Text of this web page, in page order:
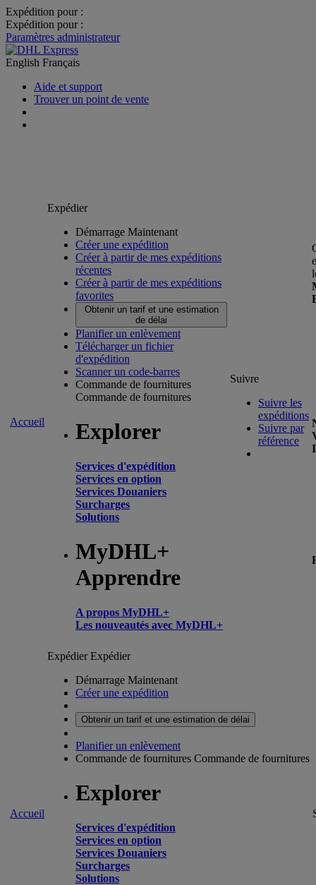
Expédition pour :
Expédition pour :
Paramètres administrateur
English Français
Aide et support
Trouver un point de vente
Accueil
Expédier
Démarrage Maintenant
Créer une expédition
Créer à partir de mes expéditions
récentes
Créer à partir de mes expéditions
favorites
Obtenir un tarif et une estimation
de délai
Planifier un enlèvement
Télécharger un fichier
d'expédition
Scanner un code-barres
Commande de fournitures
Commande de fournitures
Explorer
Services d'expédition
Services en option
Services Douaniers
Surcharges
Solutions
MyDHL+
Apprendre
A propos MyDHL+
Les nouveautés avec MyDHL+
Suivre
Suivre les
expéditions
Suivre par
référence
Accueil
ExpédierExpédier
Démarrage Maintenant
Créer une expédition
Obtenir un tarif et une estimation de délai
Planifier un enlèvement
Commande de fournitures Commande de fournitures
Explorer
Services d'expédition
Services en option
Services Douaniers
Surcharges
Solutions